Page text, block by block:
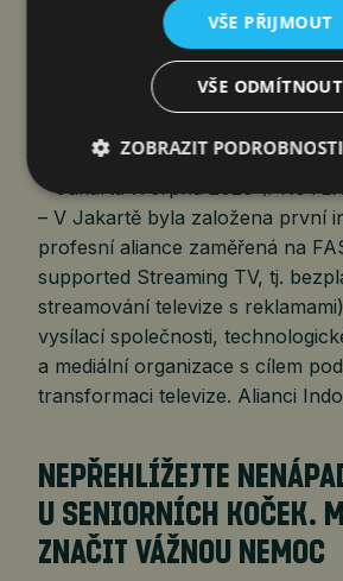
Jakarta 7. srpna 2026
– V Jakartě byla založena první
profesní aliance zaměřená na
supported Streaming TV, tj.
streamování televize s
vysílací společnosti,
a mediální organizace s cílem
transformaci televize. Alianci
NEPŘEHLÍŽEJTE
U SENIORNÍCH KOČEK.
ZNAČIT VÁŽNOU NEMOC
VŠE PŘIJMOUT
VŠE ODMÍTNOUT
ZOBRAZIT PODROBNOSTI